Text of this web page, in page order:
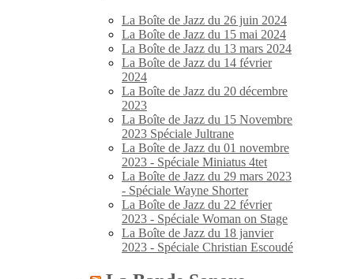
La Boîte de Jazz du 26 juin 2024
La Boîte de Jazz du 15 mai 2024
La Boîte de Jazz du 13 mars 2024
La Boîte de Jazz du 14 février
2024
La Boîte de Jazz du 20 décembre
2023
La Boîte de Jazz du 15 Novembre
2023 Spéciale Jultrane
La Boîte de Jazz du 01 novembre
2023 - Spéciale Miniatus 4tet
La Boîte de Jazz du 29 mars 2023
- Spéciale Wayne Shorter
La Boîte de Jazz du 22 février
2023 - Spéciale Woman on Stage
La Boîte de Jazz du 18 janvier
2023 - Spéciale Christian Escoudé